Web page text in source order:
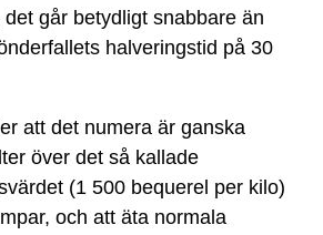
går betydligt snabbare än
halveringstid på 30
att det numera är ganska
över det så kallade
(1 500 bequerel per kilo)
och att äta normala